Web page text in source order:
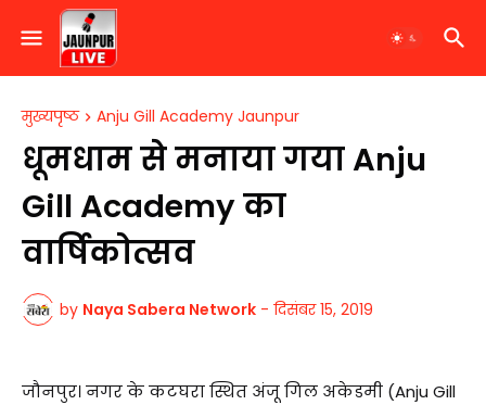
मुख्यपृष्ठ Anju Gill Academy Jaunpur
धूमधाम से मनाया गया Anju
Gill Academy का
वार्षिकोत्सव
by Naya Sabera Network - दिसंबर 15, 2019
जौनपुर। नगर के कटघरा स्थित अंजू गिल अकेडमी (Anju Gill